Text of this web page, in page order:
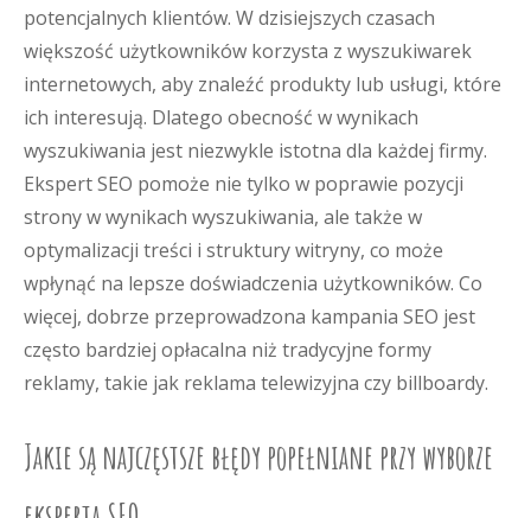
potencjalnych klientów. W dzisiejszych czasach
większość użytkowników korzysta z wyszukiwarek
internetowych, aby znaleźć produkty lub usługi, które
ich interesują. Dlatego obecność w wynikach
wyszukiwania jest niezwykle istotna dla każdej firmy.
Ekspert SEO pomoże nie tylko w poprawie pozycji
strony w wynikach wyszukiwania, ale także w
optymalizacji treści i struktury witryny, co może
wpłynąć na lepsze doświadczenia użytkowników. Co
więcej, dobrze przeprowadzona kampania SEO jest
często bardziej opłacalna niż tradycyjne formy
reklamy, takie jak reklama telewizyjna czy billboardy.
Jakie są najczęstsze błędy popełniane przy wyborze